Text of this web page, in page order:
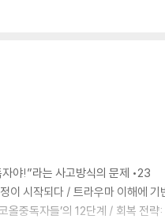
야!”라는 사고방식의 문제 •23
이 시작되다 / 트라우마 이해에 기
올중독자들’의 12단계 / 회복 전략: